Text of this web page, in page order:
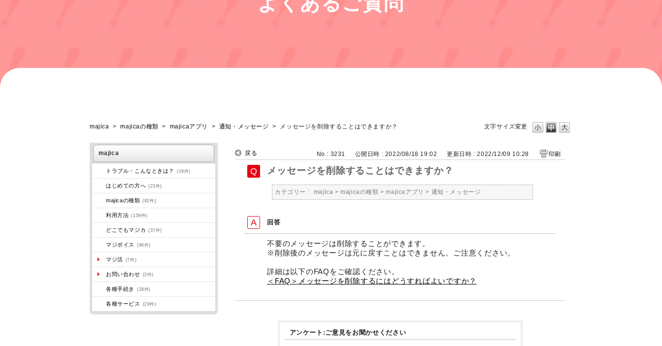
文字サイズ変更
majica > majicaの種類 > majicaアプリ > 通知・メッセージ > メッセージを削除することはできますか？
majica
トラブル・こんなときは？ (19件)
はじめての方へ (23件)
majicaの種類 (92件)
利用方法 (158件)
どこでもマジカ (37件)
マジボイス (96件)
マジ活 (7件)
お問い合わせ (2件)
各種手続き (28件)
各種サービス (29件)
戻る No : 3231 公開日時 : 2022/08/18 19:02 更新日時 : 2022/12/09 10:28 印刷
メッセージを削除することはできますか？
カテゴリー : majica >majicaの種類 >majicaアプリ > 通知・メッセージ
回答
不要のメッセージは削除することができます。
※削除後のメッセージは元に戻すことはできません。ご注意ください。
詳細は以下のFAQをご確認ください。
＜FAQ＞メッセージを削除するにはどうすればよいですか？
アンケート:ご意見をお聞かせください